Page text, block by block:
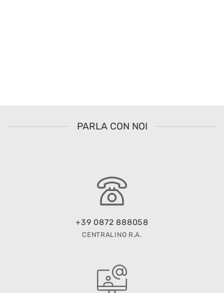
PARLA CON NOI
+39 0872 888058
CENTRALINO R.A.